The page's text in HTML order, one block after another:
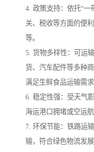
4. 政策支持：依托“一
关、税收等方面的便
等。
5. 货物多样性：可运
货、汽车配件等多种
满足生鲜食品运输需求
6. 稳定性强：受天气
海运港口拥堵或空运
7. 环保节能：铁路运
输，符合绿色物流发展